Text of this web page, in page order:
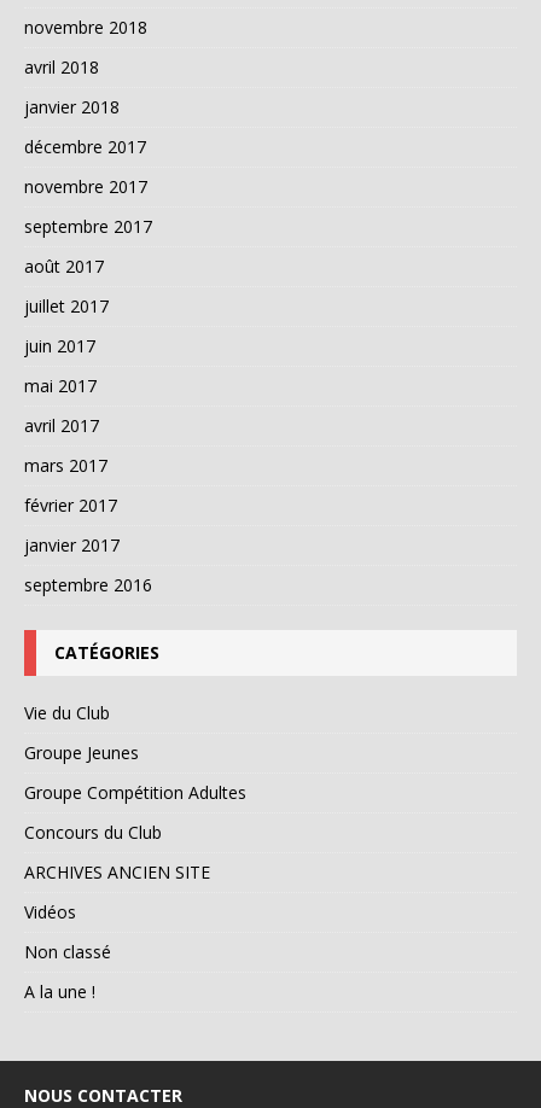
novembre 2018
avril 2018
janvier 2018
décembre 2017
novembre 2017
septembre 2017
août 2017
juillet 2017
juin 2017
mai 2017
avril 2017
mars 2017
février 2017
janvier 2017
septembre 2016
CATÉGORIES
Vie du Club
Groupe Jeunes
Groupe Compétition Adultes
Concours du Club
ARCHIVES ANCIEN SITE
Vidéos
Non classé
A la une !
NOUS CONTACTER